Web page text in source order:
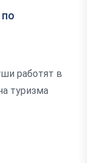
работят в
туризма